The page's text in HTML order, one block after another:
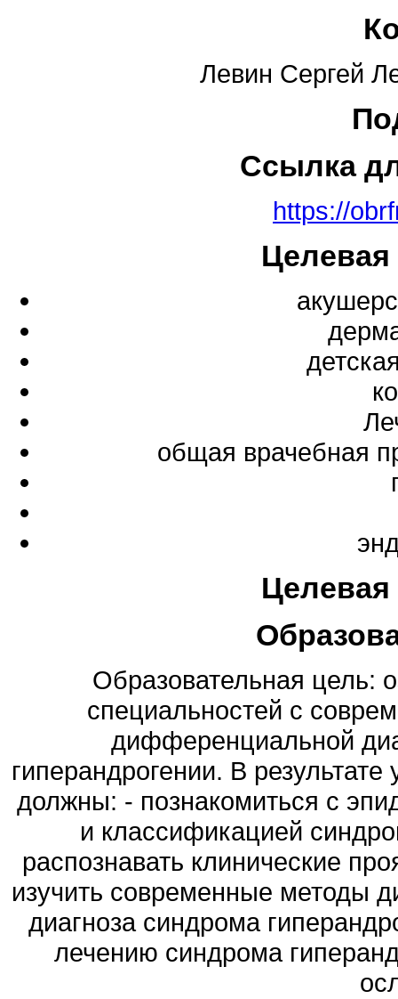
Левин Сергей
Ссылка
https://
общая врачебная
Образовательная цель:
специальностей с
дифференциальной
гиперандрогении. В
должны: - познакомиться с
и классификацией
распознавать клинические
изучить современные методы
диагноза синдрома
лечению синдрома